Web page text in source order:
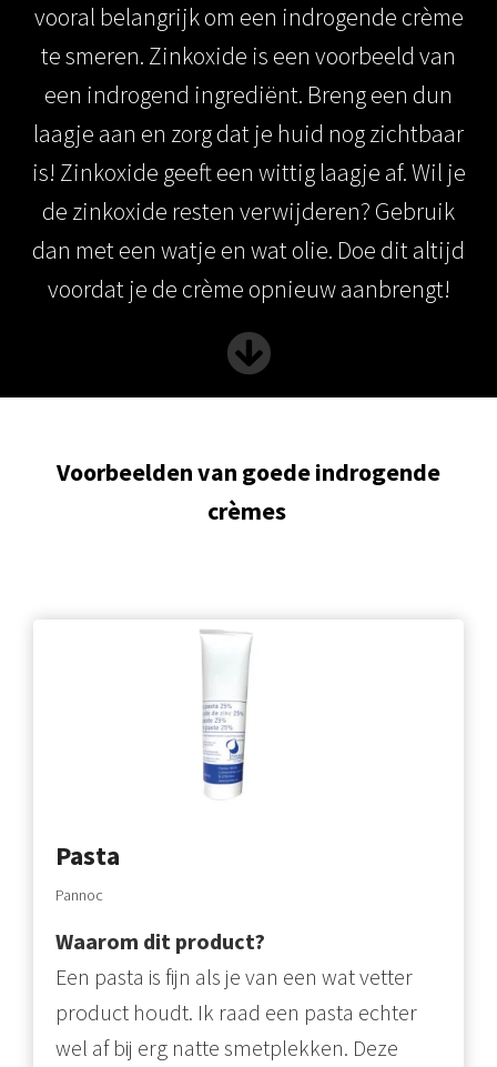
vooral belangrijk om een indrogende crème
te smeren. Zinkoxide is een voorbeeld van
een indrogend ingrediënt. Breng een dun
laagje aan en zorg dat je huid nog zichtbaar
is! Zinkoxide geeft een wittig laagje af. Wil je
de zinkoxide resten verwijderen? Gebruik
dan met een watje en wat olie. Doe dit altijd
voordat je de crème opnieuw aanbrengt!
Voorbeelden van goede indrogende
crèmes
Pasta
Pannoc
Waarom dit product?
Een pasta is fijn als je van een wat vetter
product houdt. Ik raad een pasta echter
wel af bij erg natte smetplekken. Deze
van